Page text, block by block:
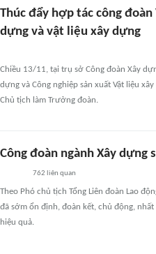
Thúc đẩy hợp tác công
dựng và vật liệu xây dựng
Chiều 13/11, tại trụ sở Công đoàn Xây
dựng và Công nghiệp sản xuất Vật liệu
Chủ tịch làm Trưởng đoàn.
Công đoàn ngành Xây
762 liên quan
Theo Phó chủ tịch Tổng Liên đoàn Lao
đã sớm ổn định, đoàn kết, chủ động,
hiệu quả.